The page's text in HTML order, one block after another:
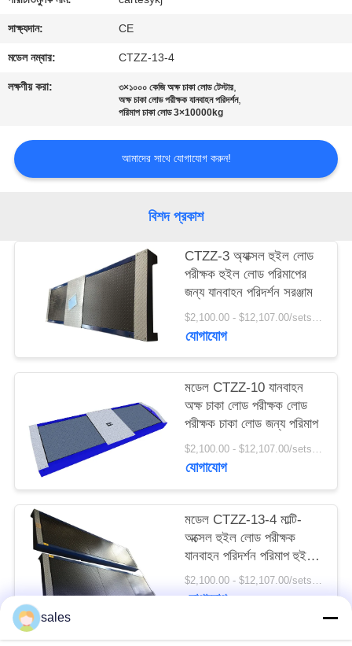
আমাদের
সাথে
করুন
খবর
BLOG
উদ্ধৃতির
আবেদন
DOWN
LOAD
সাইটম্যাপ
গোপনীয়তা
নীতি
সাক্ষ্যদান: CE
মডেল নম্বার: CTZZ-13-4
লক্ষণীয় করা: ৩×১০০০ কেজি অক্ষ চাকা লোড টেস্টার,
অক্ষ চাকা লোড পরীক্ষক যানবাহন পরিদর্শন,
পরিমাপ চাকা লোড 3×10000kg
আমাদের সাথে যোগাযোগ করুন!
বিশদ প্রকাশ
CTZZ-3 অ্যাক্সল হুইল লোড
পরীক্ষক হুইল লোড পরিমাপের
জন্য যানবাহন পরিদর্শন সরঞ্জাম
$2,100.00 - $12,107.00/sets MOQ:১টি ইউনিট
যোগাযোগ
মডেল CTZZ-10 যানবাহন
অক্ষ চাকা লোড পরীক্ষক লোড
পরীক্ষক চাকা লোড জন্য পরিমাপ
$2,100.00 - $12,107.00/sets MOQ:১টি ইউনিট
যোগাযোগ
মডেল CTZZ-13-4 মাল্টি-
অক্সেল হুইল লোড পরীক্ষক
যানবাহন পরিদর্শন পরিমাপ হুইল
লোড
$2,100.00 - $12,107.00/sets MOQ:১টি ইউনিট
যোগাযোগ
sales